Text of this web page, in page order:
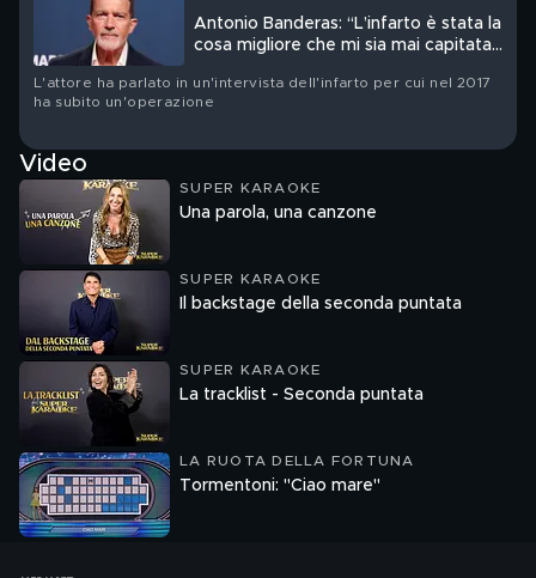
Antonio Banderas: “L’infarto è stata la
cosa migliore che mi sia mai capitata
L'attore ha parlato in un'intervista dell'infarto per cui nel 2017
ha subito un'operazione
Video
SUPER KARAOKE
Una parola, una canzone
SUPER KARAOKE
Il backstage della seconda puntata
SUPER KARAOKE
La tracklist - Seconda puntata
LA RUOTA DELLA FORTUNA
Tormentoni: "Ciao mare"